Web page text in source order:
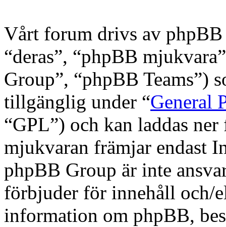
Vårt forum drivs av phpBB
“deras”, “phpBB
Group”, “phpBB Teams”)
tillgänglig under “General
“GPL”) och kan laddas
mjukvaran främjar endast
phpBB Group är inte
förbjuder för innehåll och/
information om phpBB,